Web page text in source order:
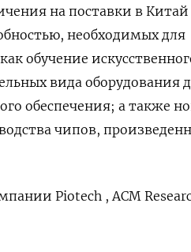
на поставки в
необходимых для
обучение
вида оборудования
обеспечения; а также
чипов,
Piotech , ACM